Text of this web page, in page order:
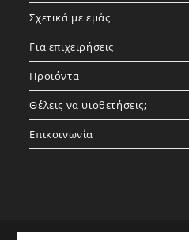
Σχετικά με εμάς
Για επιχειρήσεις
Προϊόντα
Θέλεις να υιοθετήσεις;
Επικοινωνία